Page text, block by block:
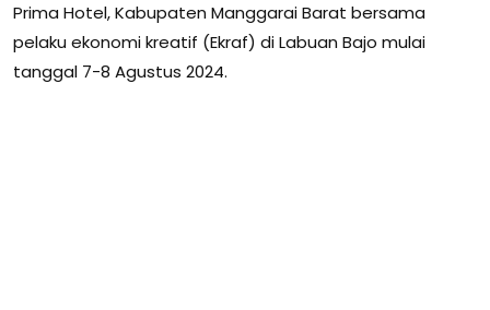
Prima Hotel, Kabupaten Manggarai Barat bersama
pelaku ekonomi kreatif (Ekraf) di Labuan Bajo mulai
tanggal 7-8 Agustus 2024.